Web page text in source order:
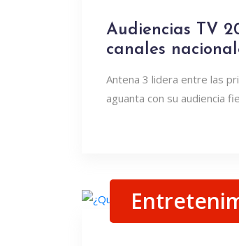
Audiencias TV
canales
Antena 3 lidera entre las
aguanta con su audiencia